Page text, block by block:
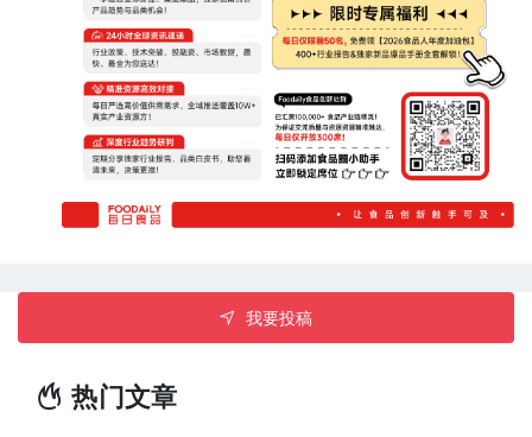
我要投稿
热门文章